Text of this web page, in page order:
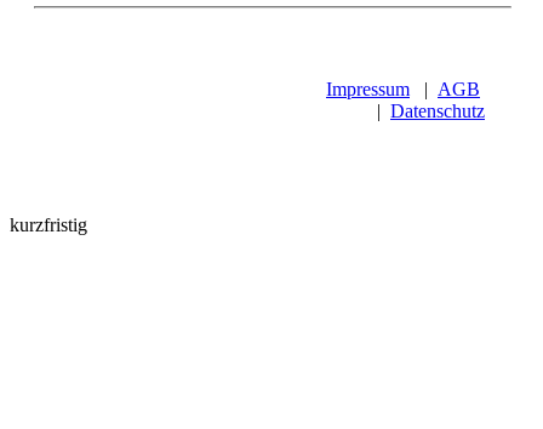
Impressum | AGB
| Datenschutz
kurzfristig